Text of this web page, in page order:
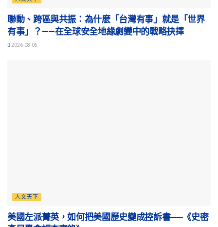
聯動、跨區與共振：為什麽「台灣有事」就是「世界
有事」？——在全球安全地緣劇變中的戰略抉擇
2026-08-05
人文天下
美國左派菁英，如何把美國歷史變成控訴書──《史密